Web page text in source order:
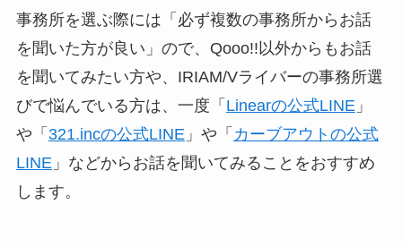
事務所を選ぶ際には「必ず複数の事務所からお話
を聞いた方が良い」ので、Qooo!!以外からもお話
を聞いてみたい方や、IRIAM/Vライバーの事務所選
びで悩んでいる方は、一度「 Linearの公式LINE」
や「 321.incの公式LINE」や「 カーブアウトの公式
LINE」などからお話を聞いてみることをおすすめ
します。